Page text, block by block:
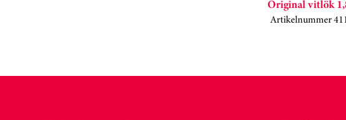
Original vitlök
Artikelnummer